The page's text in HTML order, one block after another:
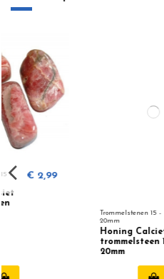
Honing Calciet
trommelsteen 15-
€ 1,90